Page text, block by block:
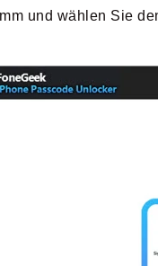
und wählen Sie